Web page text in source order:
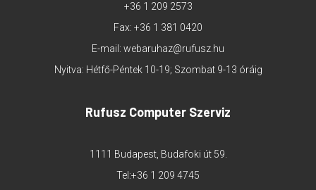
+36 1 209 2573
Fax: +36 1 381 0420
E-mail: webaruhaz@rufusz.hu
Nyitva: Hétfő-Péntek 10-19; Szombat 9-13 óráig
Rufusz Computer Szerviz
1111 Budapest, Budafoki út 59.
Tel:+36 1 209 4745